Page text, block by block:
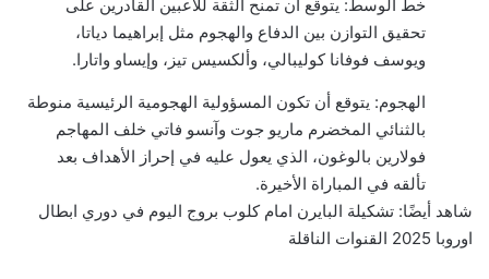
خط الوسط: يتوقع أن تمنح الثقة للاعبين القادرين على
تحقيق التوازن بين الدفاع والهجوم مثل إبراهيما دياتا،
ويوسف فوفانا كوليبالي، وألكسيس تيز، وإيساو واتارا.
الهجوم: يتوقع أن تكون المسؤولية الهجومية الرئيسية منوطة
بالثنائي المخضرم ماريو جوت وآنسو فاتي خلف المهاجم
فولارين بالوغون، الذي يعول عليه في إحراز الأهداف بعد
تألقه في المباراة الأخيرة.
شاهد أيضًا:تشكيلة البايرن امام كلوب بروج اليوم في دوري ابطال
اوروبا 2025 القنوات الناقلة